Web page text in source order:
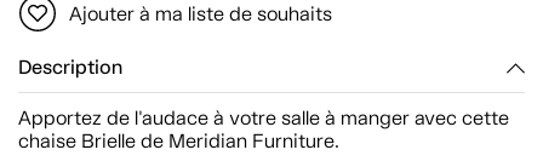
Ajouter à ma liste de souhaits
Description
Apportez de l'audace à votre salle à manger avec cette
chaise Brielle de Meridian Furniture.